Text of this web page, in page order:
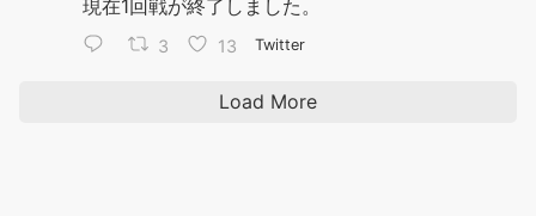
現在1回戦が終了しました。
3 13 Twitter
Load More